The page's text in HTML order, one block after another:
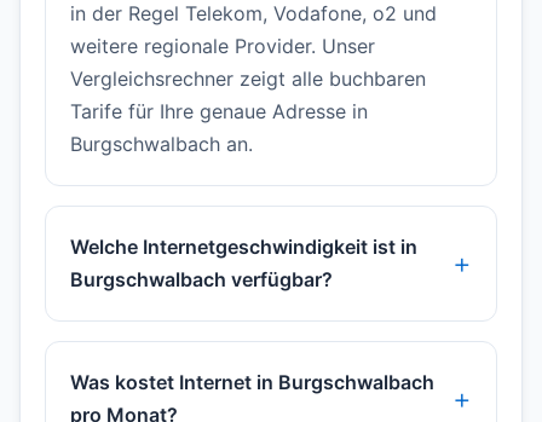
in der Regel Telekom, Vodafone, o2 und
weitere regionale Provider. Unser
Vergleichsrechner zeigt alle buchbaren
Tarife für Ihre genaue Adresse in
Burgschwalbach an.
Welche Internetgeschwindigkeit ist in
Burgschwalbach verfügbar?
Was kostet Internet in Burgschwalbach
pro Monat?